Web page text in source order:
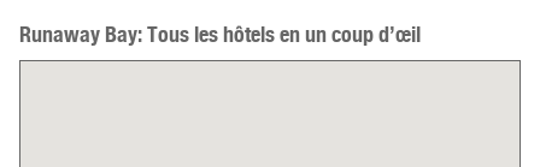
Runaway Bay: Tous les hôtels en un coup d’œil